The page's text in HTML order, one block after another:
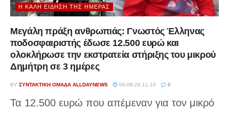
Η ΚΑΛΉ ΕΊΔΗΣΗ ΤΗΣ ΗΜΈΡΑΣ
Μεγάλη πράξη ανθρωπιάς: Γνωστός Έλληνας
ποδοσφαιριστής έδωσε 12.500 ευρώ και
ολοκλήρωσε την εκστρατεία στήριξης του μικρού
Δημήτρη σε 3 ημέρες
BY ΣΥΝΤΑΚΤΙΚΉ ΟΜΆΔΑ ALLDAYNEWS 08-08-26 11:10 0
Τα 12.500 ευρώ που απέμεναν για τον μικρό